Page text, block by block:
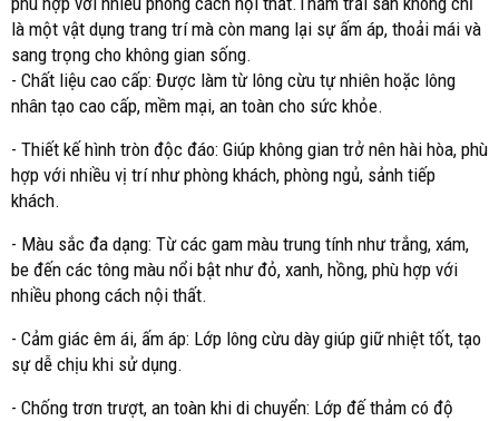
là một vật dụng trang trí mà còn mang lại sự ấm áp, thoải mái và
sang trọng cho không gian sống.
- Chất liệu cao cấp: Được làm từ lông cừu tự nhiên hoặc lông
nhân tạo cao cấp, mềm mại, an toàn cho sức khỏe.
- Thiết kế hình tròn độc đáo: Giúp không gian trở nên hài hòa, phù
hợp với nhiều vị trí như phòng khách, phòng ngủ, sảnh tiếp
khách.
- Màu sắc đa dạng: Từ các gam màu trung tính như trắng, xám,
be đến các tông màu nổi bật như đỏ, xanh, hồng, phù hợp với
nhiều phong cách nội thất.
- Cảm giác êm ái, ấm áp: Lớp lông cừu dày giúp giữ nhiệt tốt, tạo
sự dễ chịu khi sử dụng.
- Chống trơn trượt, an toàn khi di chuyển: Lớp đế thảm có độ